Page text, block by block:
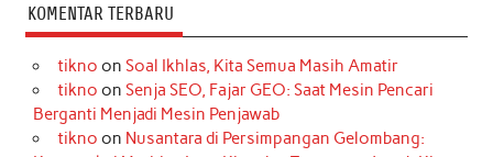
KOMENTAR TERBARU
tikno on Soal Ikhlas, Kita Semua Masih Amatir
tikno on Senja SEO, Fajar GEO: Saat Mesin Pencari
Berganti Menjadi Mesin Penjawab
tikno on Nusantara di Persimpangan Gelombang: